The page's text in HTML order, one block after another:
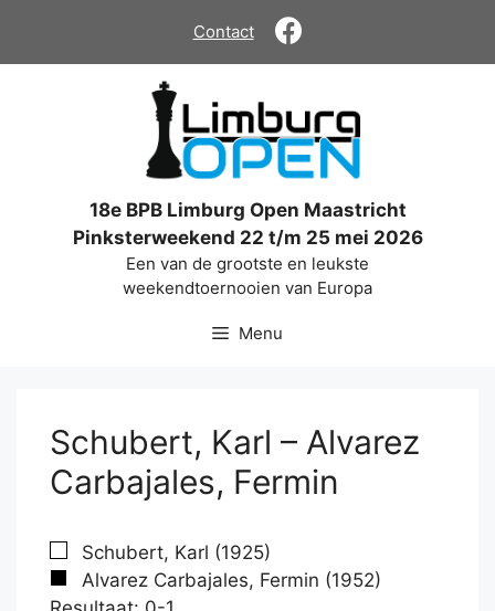
de
Contact
18e BPB Limburg Open Maastricht
Pinksterweekend 22 t/m 25 mei 2026
Een van de grootste en leukste
weekendtoernooien van Europa
Menu
Schubert, Karl – Alvarez
Carbajales, Fermin
Schubert, Karl (1925)
Alvarez Carbajales, Fermin (1952)